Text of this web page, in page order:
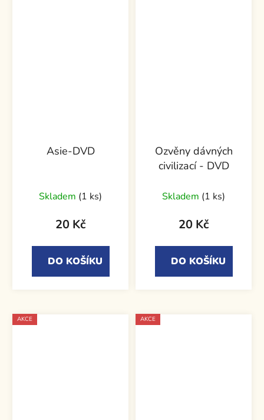
Asie-DVD
hodnocení
produktu
5,0
z
Skladem (1 ks)
20 Kč
DO KOŠÍKU
Ozvěny dávných
civilizací - DVD
hodnocení
produktu
5,0
z
Skladem (1 ks)
20 Kč
DO KOŠÍKU
AKCE AKCE